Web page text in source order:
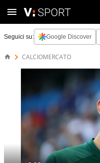
Seguici su: Google Discover
CALCIOMERCATO